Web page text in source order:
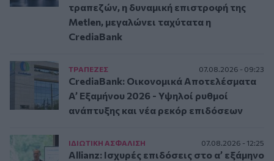
τραπεζών, η δυναμική επιστροφή της
Metlen, μεγαλώνει ταχύτατα η
CrediaBank
ΤΡAΠΕΖΕΣ 07.08.2026 - 09:23
CrediaBank: Οικονομικά Αποτελέσματα
A’ Εξαμήνου 2026 - Υψηλοί ρυθμοί
ανάπτυξης και νέα ρεκόρ επιδόσεων
ΙΔΙΩΤΙΚΗ ΑΣΦAΛΙΣΗ 07.08.2026 - 12:25
Allianz: Ισχυρές επιδόσεις στο α’ εξάμηνο